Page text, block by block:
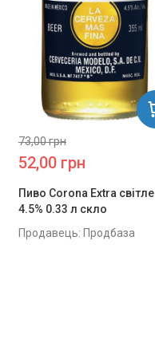
Пиво Corona Extra світле
4.5% 0.33 л скло
Продавець: Продбаза
73,00 грн
52,00 грн